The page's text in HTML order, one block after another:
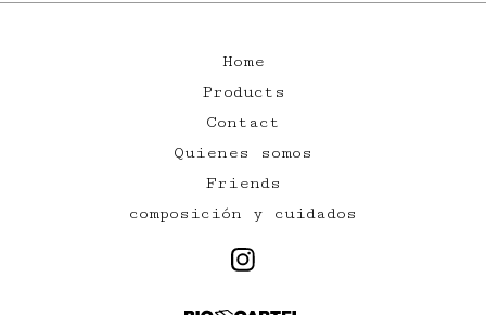
Home
Products
Contact
Quienes somos
Friends
composición y cuidados